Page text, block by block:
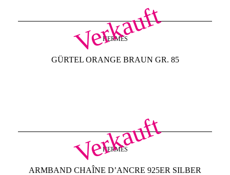
Verkauft
HERMÈS
GÜRTEL ORANGE BRAUN GR. 85
Verkauft
HERMÈS
ARMBAND CHAÎNE D’ANCRE 925ER SILBER